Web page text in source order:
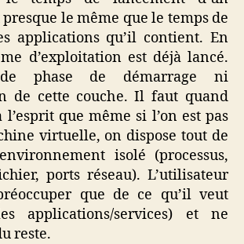
le même que le temps de
applications qu’il contient. En
d’exploitation est déjà lancé.
phase de démarrage ni
de cette couche. Il faut quand
que même si l’on est pas
virtuelle, on dispose tout de
isolé (processus,
ports réseau). L’utilisateur
que de ce qu’il veut
applications/services) et ne
reste.